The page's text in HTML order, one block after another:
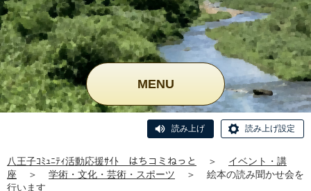
MENU
読み上げ 読み上げ設定
八王子ｺﾐｭﾆﾃｨ活動応援ｻｲﾄ はちコミねっと ＞
イベント・講
座
＞ 学術・文化・芸術・スポーツ ＞
絵本の読み聞かせ会を
行います